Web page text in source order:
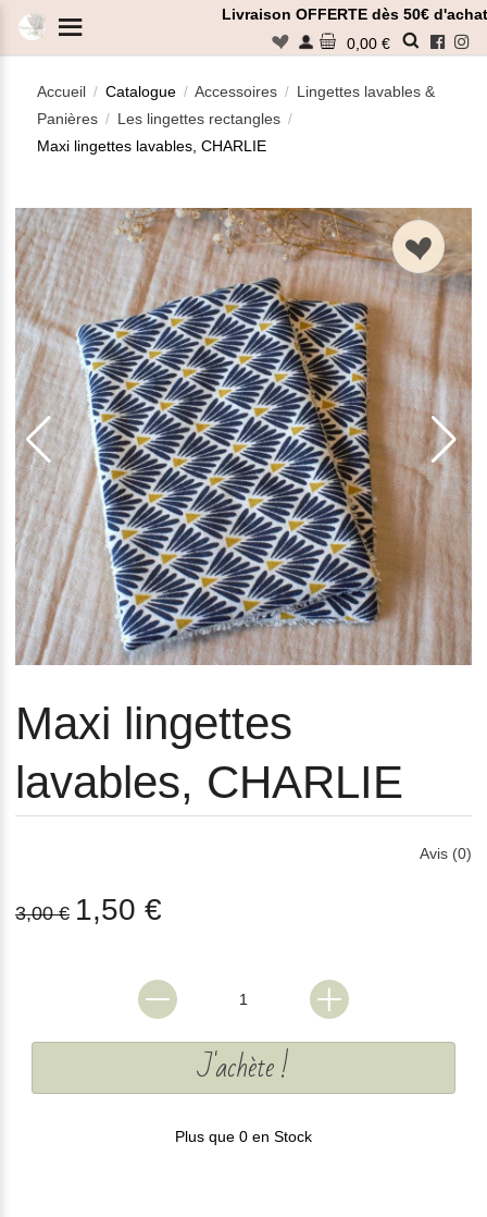
Livraison OFFERTE dès 50€
n 0,00 €
Rechercher
Accueil / Catalogue / Accessoires / Lingettes lavables &
Panières / Les lingettes rectangles /
Maxi lingettes lavables, CHARLIE
n
Maxi lingettes
lavables, CHARLIE
Avis (0)
3,00 € 1,50 €
J'achète !
Plus que 0 en Stock
Panneau de gestion des cookies